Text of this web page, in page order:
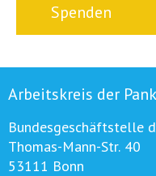
Spenden
Arbeitskreis der
Bundesgeschäftstelle
Thomas-Mann-Str. 40
53111 Bonn